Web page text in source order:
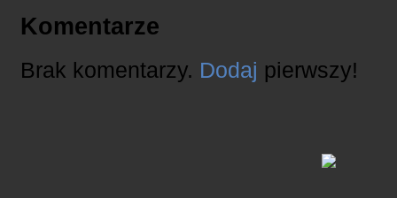
Komentarze
Brak komentarzy. Dodaj pierwszy!